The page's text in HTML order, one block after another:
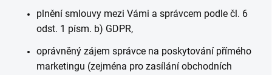
plnění smlouvy mezi Vámi a správcem podle čl. 6
odst. 1 písm. b) GDPR,
oprávněný zájem správce na poskytování přímého
marketingu (zejména pro zasílání obchodních